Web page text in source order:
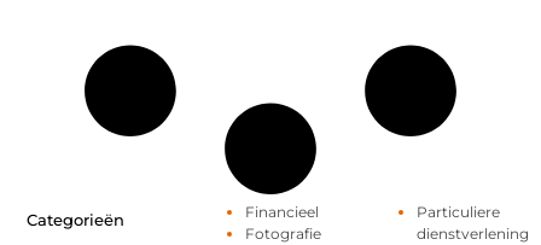
Categorieën
Financieel
Fotografie
Particuliere
dienstverlening